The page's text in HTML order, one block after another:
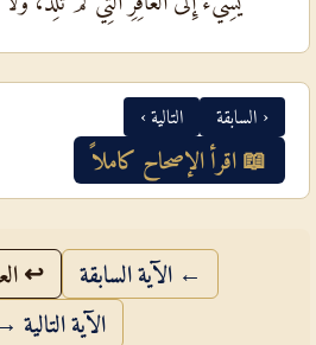
‹ السابقة التالية ›
📖 اقرأ الإصحاح كاملاً
← الآية السابقة
↩
الآية التالية →